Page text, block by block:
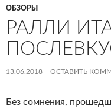
ОБЗОРЫ
РАЛЛИ
13.06.2018 ОСТАВИТЬ
Без сомнения,